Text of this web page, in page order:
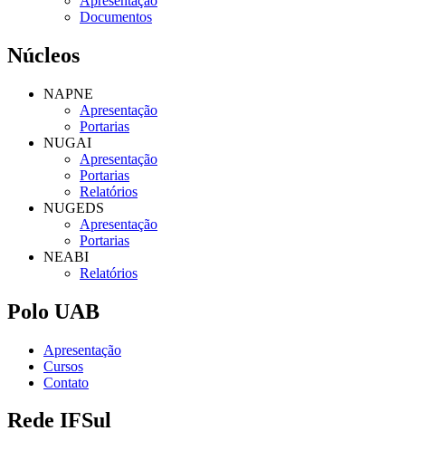
Documentos
Núcleos
NAPNE
Apresentação
Portarias
NUGAI
Apresentação
Portarias
Relatórios
NUGEDS
Apresentação
Portarias
NEABI
Relatórios
Polo UAB
Apresentação
Cursos
Contato
Rede IFSul